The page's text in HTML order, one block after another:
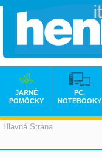
Hlavná Strana
JARNÉ
POMÔCKY
PC,
NOTEBOOKY